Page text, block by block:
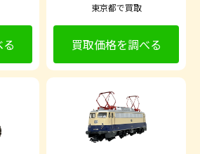
東京都で買取
買取価格を調べる